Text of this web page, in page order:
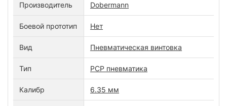
Производитель Dobermann
Боевой прототип Нет
Вид Пневматическая винтовка
Тип PCP пневматика
Калибр 6.35 мм